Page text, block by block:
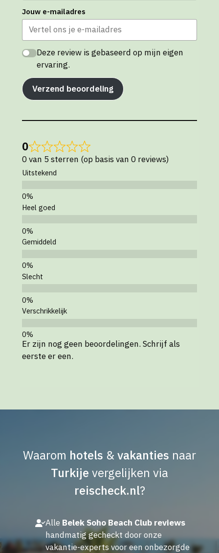
Jouw e-mailadres
Deze review is gebaseerd op mijn eigen
ervaring.
Verzend beoordeling
0
0 van 5 sterren (op basis van 0 reviews)
Uitstekend
Heel goed
Gemiddeld
Slecht
Verschrikkelijk
Er zijn nog geen beoordelingen. Schrijf als
eerste er een.
Waarom hotels & vakanties naar
Turkije vergelijken via
reischeck.nl?
Alle Belek Soho Beach Club reviews
handmatig gecheckt door onze
vakantie-experts voor een onbezorgde